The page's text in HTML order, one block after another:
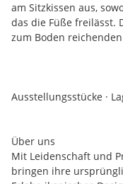
am Sitzkissen aus,
das die Füße freilässt.
zum Boden
Ausstellungsstücke ·
Über uns
Mit Leidenschaft und
bringen ihre